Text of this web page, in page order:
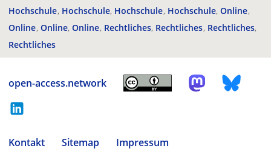
Hochschule Hochschule Hochschule Hochschule Online
Online Online Online Rechtliches Rechtliches Rechtliches
Rechtliches
open-access.network
Kontakt Sitemap
Impressum